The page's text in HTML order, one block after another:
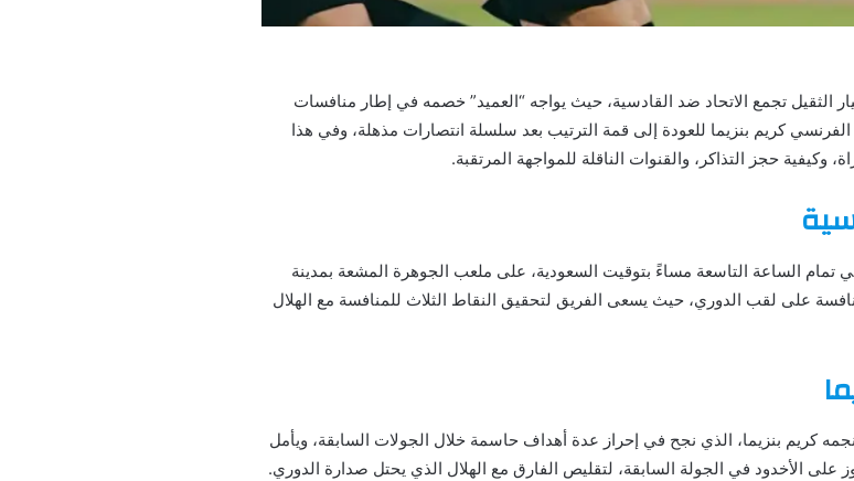
تجمع الاتحاد ضد القادسية، حيث يواجه “العميد” خصمه في إطار منافسات
كريم بنزيما للعودة إلى قمة الترتيب بعد سلسلة انتصارات مذهلة، وفي هذا
وكيفية حجز التذاكر، والقنوات الناقلة للمواجهة المرتقبة.
المباراة يوم السبت الموافق 19 أكتوبر 2024، في تمام الساعة التاسعة مساءً بتوقيت السعودية، على ملعب الجوهرة المشعة بمدينة
على لقب الدوري، حيث يسعى الفريق لتحقيق النقاط الثلاث للمنافسة مع الهلال
كريم بنزيما، الذي نجح في إحراز عدة أهداف حاسمة خلال الجولات السابقة، ويأمل
على الأخدود في الجولة السابقة، لتقليص الفارق مع الهلال الذي يحتل صدارة الدوري.